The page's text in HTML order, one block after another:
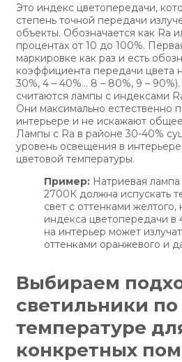
Это индекс цветопередачи,
степень точной передачи
объекты. Обозначается как Ra
процентах от 10 до 100%.
маркировке как раз и есть
коэффициента передачи цвета
30%, 4 – 40%... 8 – 80%, 9 –
считаются лампы с индексами
Они максимально естественно
интерьере и не искажают
Лампы с Ra в районе 30-40%
уровень освещения в
цветовой температуры.
Пример: Натриевая
2700К должна испускать
свет с оттенками желтого,
индекса цветопередачи в
на интерьер может
оттенками оранжевого и
Выбираем
светильники по
температуре
конкретных